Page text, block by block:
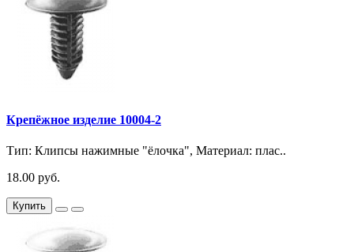
Крепёжное изделие 10004-2
Тип: Клипсы нажимные "ёлочка", Материал: плас..
18.00 руб.
Купить